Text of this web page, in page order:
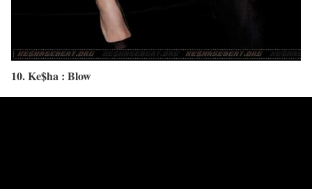
10. Ke$ha : Blow